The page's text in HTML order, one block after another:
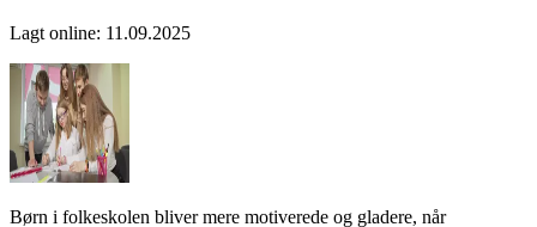
Lagt online: 11.09.2025
Børn i folkeskolen bliver mere motiverede og gladere, når